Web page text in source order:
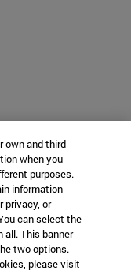
own and third-
when you
purposes.
information
privacy, or
can select the
all. This banner
two options.
please visit